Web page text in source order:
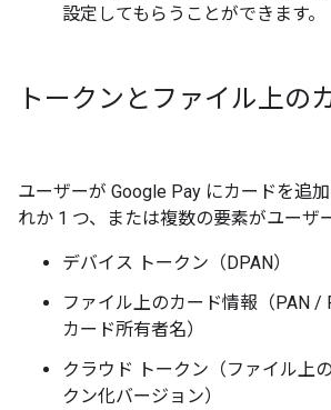
設定してもらうことができます。
トークンとファイル上の
ユーザーが Google Pay にカードを追
れか 1 つ、または複数の要素がユーザ
デバイス トークン（DPAN）
ファイル上のカード情報（PAN /
カード所有者名）
クラウド トークン（ファイル上
クン化バージョン）